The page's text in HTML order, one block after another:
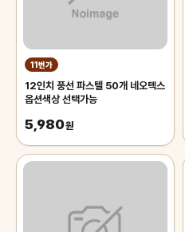
11번가
12인치 풍선 파스텔 50개 네오텍스
옵션색상 선택가능
5,980원